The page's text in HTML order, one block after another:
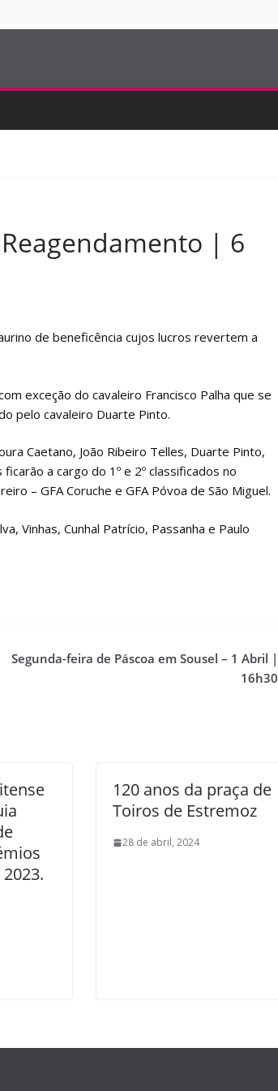
| 6
de beneficência cujos lucros revertem a
exceção do cavaleiro Francisco Palha que se
pelo cavaleiro Duarte Pinto.
Caetano, João Ribeiro Telles, Duarte Pinto,
a cargo do 1º e 2º classificados no
– GFA Coruche e GFA Póvoa de São Miguel.
Vinhas, Cunhal Patrício, Passanha e Paulo
Segunda-feira de Páscoa em Sousel – 1 Abril |
16h30
120 anos da praça de
Toiros de Estremoz
28 de abril, 2024